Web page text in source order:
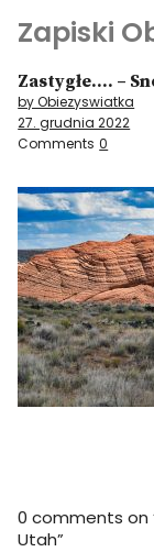
Zapiski
Podróże
Kultura i
Kątem oka
O-fiszki
Dom na
Zastygłe…. –
by Obiezyswiatka
27. grudnia 2022
Comments 0
0 comments on
Utah”